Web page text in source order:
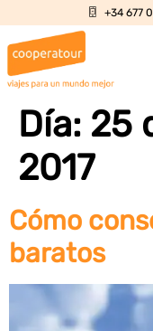
+34 677
Día: 25
2017
Cómo
baratos